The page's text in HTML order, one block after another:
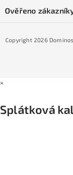
Podmínky GDPR
Podmínky nákupu na
Naše prodejna
Ověřeno
Copyright 2026
×
Splátková